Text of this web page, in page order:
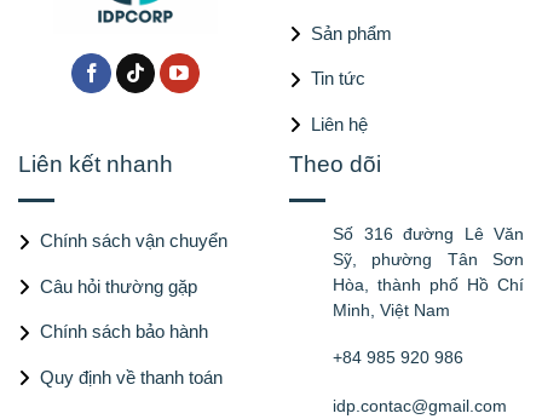
Sản phẩm
Tin tức
Liên hệ
Liên kết nhanh
Chính sách vận chuyển
Câu hỏi thường gặp
Chính sách bảo hành
Quy định về thanh toán
Theo dõi
Số 316 đường Lê Văn
Sỹ, phường Tân Sơn
Hòa, thành phố Hồ Chí
Minh, Việt Nam
+84 985 920 986
idp.contac@gmail.com